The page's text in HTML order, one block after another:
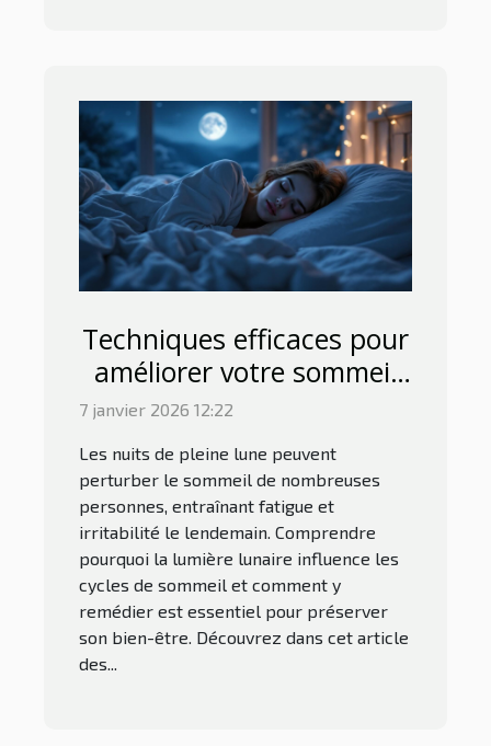
Techniques efficaces pour
améliorer votre sommeil
lors de nuits de pleine
7 janvier 2026 12:22
Les nuits de pleine lune peuvent
perturber le sommeil de nombreuses
personnes, entraînant fatigue et
irritabilité le lendemain. Comprendre
pourquoi la lumière lunaire influence les
cycles de sommeil et comment y
remédier est essentiel pour préserver
son bien-être. Découvrez dans cet article
des...